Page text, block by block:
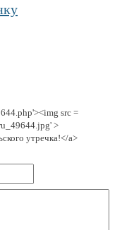
src =
>
утречка!</a>